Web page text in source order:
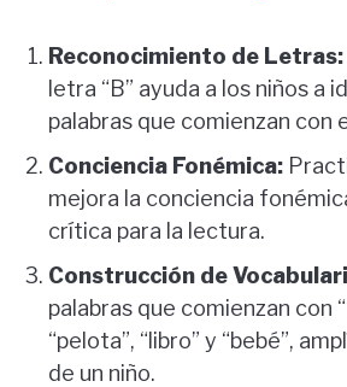
Reconocimiento de Letras:
letra “B” ayuda a los niños a
palabras que comienzan con
Conciencia Fonémica:
mejora la conciencia
crítica para la lectura.
Construcción de
palabras que comienzan con
“pelota”, “libro” y “bebé”,
de un niño.